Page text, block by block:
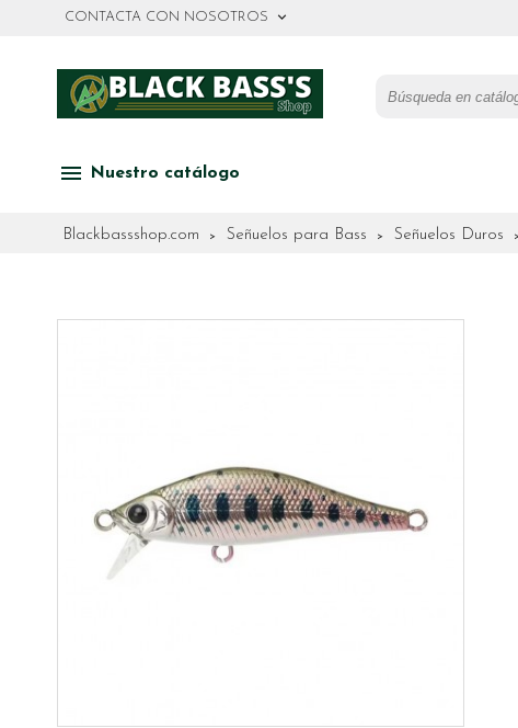
CONTACTA CON NOSOTROS keyboard_arrow_down
menu Nuestro catálogo
Blackbassshop.com Señuelos para Bass Señuelos Duros